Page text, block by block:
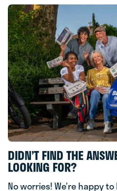
DIDN’T FIND THE
LOOKING FOR?
No worries! We’re happy